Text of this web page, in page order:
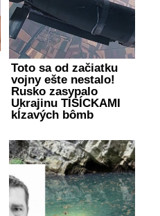
Toto sa od začiatku
vojny ešte nestalo!
Rusko zasypalo
Ukrajinu TISÍCKAMI
kĺzavých bômb